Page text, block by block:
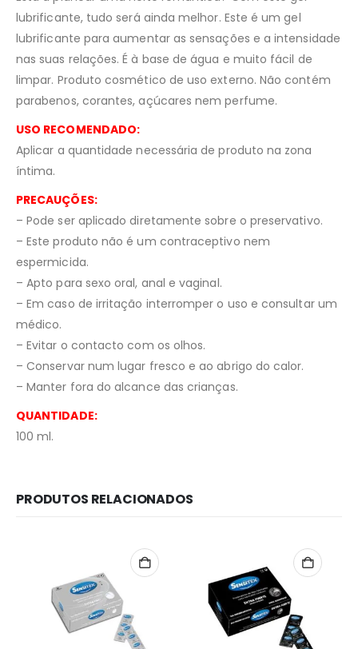
lubrificante, tudo será ainda melhor. Este é um gel
lubrificante para aumentar as sensações e a intensidade
nas suas relações. É à base de água e muito fácil de
limpar. Produto cosmético de uso externo. Não contém
parabenos, corantes, açúcares nem perfume.
USO RECOMENDADO:
Aplicar a quantidade necessária de produto na zona
íntima.
PRECAUÇÕES:
– Pode ser aplicado diretamente sobre o preservativo.
– Este produto não é um contraceptivo nem
espermicida.
– Apto para sexo oral, anal e vaginal.
– Em caso de irritação interromper o uso e consultar um
médico.
– Evitar o contacto com os olhos.
– Conservar num lugar fresco e ao abrigo do calor.
– Manter fora do alcance das crianças.
QUANTIDADE:
100 ml.
PRODUTOS RELACIONADOS
Redes Sociais